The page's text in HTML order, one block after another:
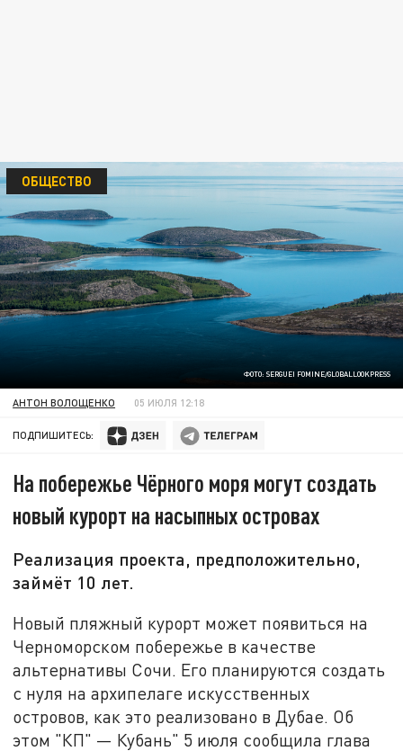
ФОТО: SERGUEI FOMINE/GLOBALLOOKPRESS
ОБЩЕСТВО
АНТОН ВОЛОЩЕНКО 05 ИЮЛЯ 12:18
ПОДПИШИТЕСЬ:
На побережье Чёрного моря могут создать
новый курорт на насыпных островах
Реализация проекта, предположительно,
займёт 10 лет.
Новый пляжный курорт может появиться на
Черноморском побережье в качестве
альтернативы Сочи. Его планируются создать
с нуля на архипелаге искусственных
островов, как это реализовано в Дубае. Об
этом "КП" — Кубань" 5 июля сообщила глава